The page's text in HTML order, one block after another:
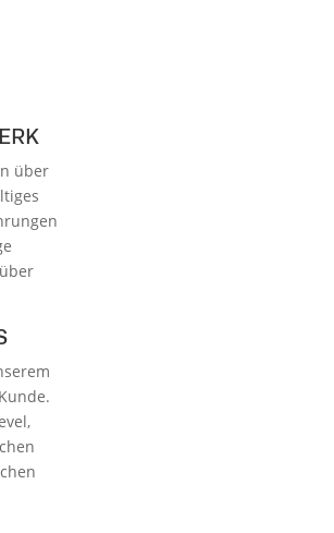
über